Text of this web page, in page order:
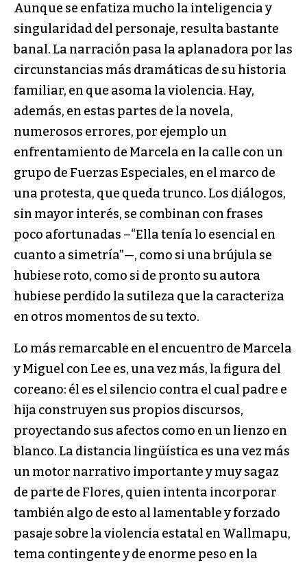
Aunque se enfatiza mucho la inteligencia y
singularidad del personaje, resulta bastante
banal. La narración pasa la aplanadora por las
circunstancias más dramáticas de su historia
familiar, en que asoma la violencia. Hay,
además, en estas partes de la novela,
numerosos errores, por ejemplo un
enfrentamiento de Marcela en la calle con un
grupo de Fuerzas Especiales, en el marco de
una protesta, que queda trunco. Los diálogos,
sin mayor interés, se combinan con frases
poco afortunadas –“Ella tenía lo esencial en
cuanto a simetría”—, como si una brújula se
hubiese roto, como si de pronto su autora
hubiese perdido la sutileza que la caracteriza
en otros momentos de su texto.
Lo más remarcable en el encuentro de Marcela
y Miguel con Lee es, una vez más, la figura del
coreano: él es el silencio contra el cual padre e
hija construyen sus propios discursos,
proyectando sus afectos como en un lienzo en
blanco. La distancia lingüística es una vez más
un motor narrativo importante y muy sagaz
de parte de Flores, quien intenta incorporar
también algo de esto al lamentable y forzado
pasaje sobre la violencia estatal en Wallmapu,
tema contingente y de enorme peso en la